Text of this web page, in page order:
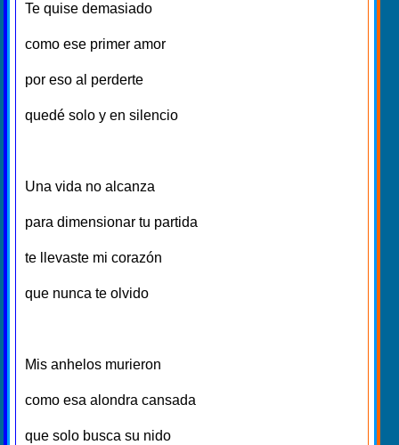
Te quise demasiado
como ese primer amor
por eso al perderte
quedé solo y en silencio
Una vida no alcanza
para dimensionar tu partida
te llevaste mi corazón
que nunca te olvido
Mis anhelos murieron
como esa alondra cansada
que solo busca su nido